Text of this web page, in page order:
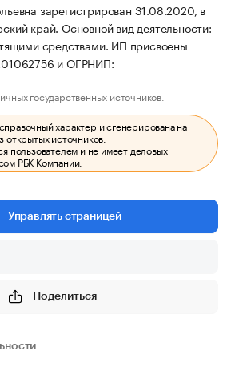
зарегистрирован 31.08.2020, в
край. Основной вид деятельности:
средствами. ИП присвоены
и ОГРНИП:
государственных источников.
характер и сгенерирована на
открытых источников.
пользователем и не имеет деловых
РБК Компании.
Управлять страницей
Поделиться